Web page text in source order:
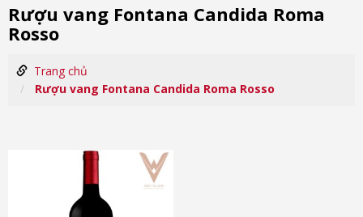
Rượu vang Fontana Candida Roma
Rosso
Trang chủ
Rượu vang Fontana Candida Roma Rosso